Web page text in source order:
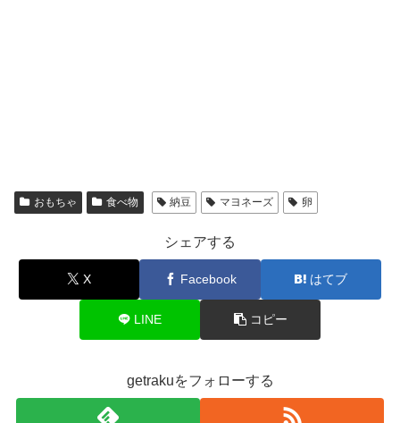
おもちゃ 食べ物 納豆 マヨネーズ 卵
シェアする
X Facebook はてブ
LINE コピー
getrakuをフォローする